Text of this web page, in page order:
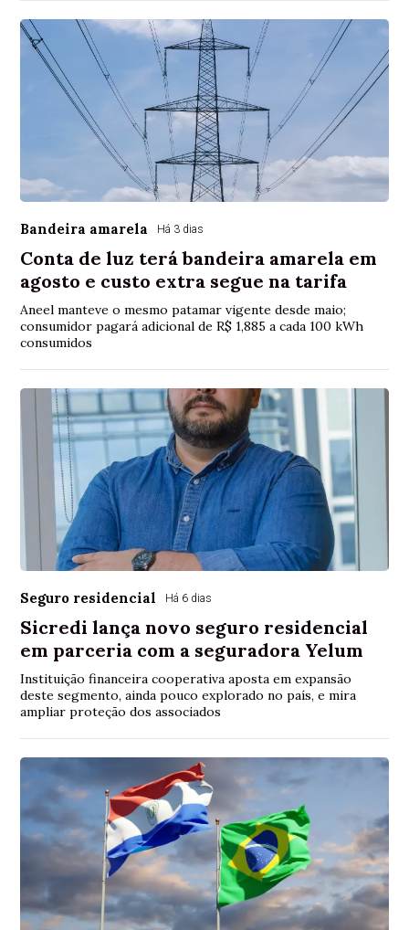
Bandeira amarela Há 3 dias
Conta de luz terá bandeira amarela em
agosto e custo extra segue na tarifa
Aneel manteve o mesmo patamar vigente desde maio;
consumidor pagará adicional de R$ 1,885 a cada 100 kWh
consumidos
Seguro residencial Há 6 dias
Sicredi lança novo seguro residencial
em parceria com a seguradora Yelum
Instituição financeira cooperativa aposta em expansão
deste segmento, ainda pouco explorado no país, e mira
ampliar proteção dos associados